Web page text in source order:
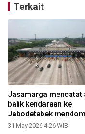
Terkait
Jasamarga mencatat
balik kendaraan ke
Jabodetabek
31 May 2026 4:26 WIB